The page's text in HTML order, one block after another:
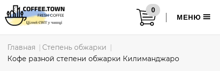
0
МЕНЮ
Главная
Степень обжарки
Кофе разной степени обжарки Килиманджаро